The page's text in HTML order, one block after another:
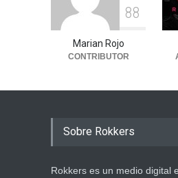
88
Marian Rojo
CONTRIBUTOR
Sobre Rokkers
Rokkers es un medio digital